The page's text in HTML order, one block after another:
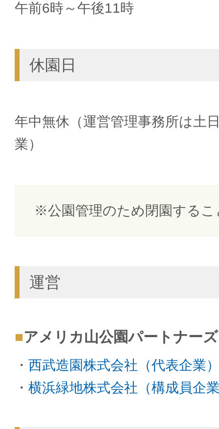
午前6時～午後11時
休園日
年中無休（運営管理事務所は土
業）
公園管理のため閉園する
運営
アメリカ山公園パートナーズ
西武造園株式会社（代表企業
横浜緑地株式会社（構成員企